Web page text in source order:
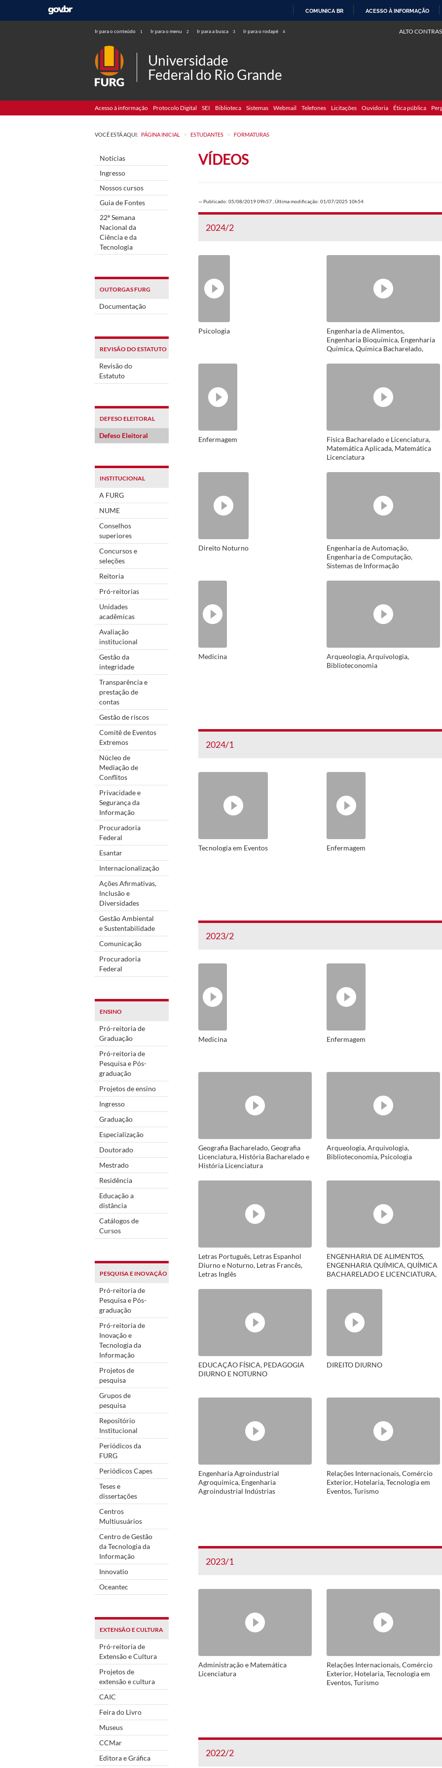
COMUNICA BR ACESSO À INFORMAÇÃO
Ir para o conteúdo 1 Ir para o menu 2 Ir para a busca 3 Ir para o rodapé 4 ALTO
Universidade
Federal do Rio Grande
Acesso à informação Protocolo Digital SEI Biblioteca Sistemas Webmail Telefones Licitações Ouvidoria Ética pública
VOCÊ ESTÁ AQUI: PÁGINA INICIAL > ESTUDANTES > FORMATURAS
Notícias
Ingresso
Nossos cursos
Guia de Fontes
22ª Semana
Nacional da
Ciência e da
Tecnologia
OUTORGAS FURG
Documentação
REVISÃO DO ESTATUTO
Revisão do
Estatuto
DEFESO ELEITORAL
Defeso Eleitoral
INSTITUCIONAL
A FURG
NUME
Conselhos
superiores
Concursos e
seleções
Reitoria
Pró-reitorias
Unidades
acadêmicas
Avaliação
institucional
Gestão da
integridade
Transparência e
prestação de
contas
Gestão de riscos
Comitê de Eventos
Extremos
Núcleo de
Mediação de
Conflitos
Privacidade e
Segurança da
Informação
Procuradoria
Federal
Esantar
Internacionalização
Ações Afirmativas,
Inclusão e
Diversidades
Gestão Ambiental
e Sustentabilidade
Comunicação
Procuradoria
Federal
ENSINO
Pró-reitoria de
Graduação
Pró-reitoria de
Pesquisa e Pós-
graduação
Projetos de ensino
Ingresso
Graduação
Especialização
Doutorado
Mestrado
Residência
Educação a
distância
Catálogos de
Cursos
PESQUISA E INOVAÇÃO
Pró-reitoria de
Pesquisa e Pós-
graduação
Pró-reitoria de
Inovação e
Tecnologia da
Informação
Projetos de
pesquisa
Grupos de
pesquisa
Repositório
Institucional
Periódicos da
FURG
Periódicos Capes
Teses e
dissertações
Centros
Multiusuários
Centro de Gestão
da Tecnologia da
Informação
Innovatio
Oceantec
EXTENSÃO E CULTURA
Pró-reitoria de
Extensão e Cultura
Projetos de
extensão e cultura
CAIC
Feira do Livro
Museus
CCMar
Editora e Gráfica
VÍDEOS
— Publicado: 05/08/2019 09h57 Última modificação: 01/07/2025 10h54
2024/2
Psicologia
Engenharia de Alimentos,
Engenharia Bioquímica, Engenharia
Química, Química Bacharelado,
Enfermagem
Física Bacharelado e Licenciatura,
Matemática Aplicada, Matemática
Licenciatura
Direito Noturno
Engenharia de Automação,
Engenharia de Computação,
Sistemas de Informação
Medicina
Arqueologia, Arquivologia,
Biblioteconomia
2024/1
Tecnologia em Eventos Enfermagem
2023/2
Medicina Enfermagem
Geografia Bacharelado, Geografia
Licenciatura, História Bacharelado e
História Licenciatura
Arqueologia, Arquivologia,
Biblioteconomia, Psicologia
Letras Português, Letras Espanhol
Diurno e Noturno, Letras Francês,
Letras Inglês
ENGENHARIA DE ALIMENTOS,
ENGENHARIA QUÍMICA, QUÍMICA
BACHARELADO E LICENCIATURA,
EDUCAÇÃO FÍSICA, PEDAGOGIA
DIURNO E NOTURNO
DIREITO DIURNO
Engenharia Agroindustrial
Agroquímica, Engenharia
Agroindustrial Indústrias
Relações Internacionais, Comércio
Exterior, Hotelaria, Tecnologia em
Eventos, Turismo
2023/1
Administração e Matemática
Licenciatura
Relações Internacionais, Comércio
Exterior, Hotelaria, Tecnologia em
Eventos, Turismo
2022/2